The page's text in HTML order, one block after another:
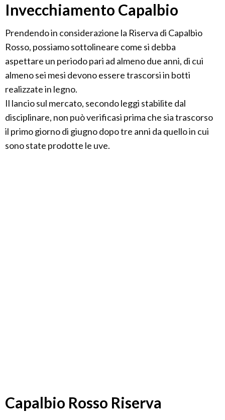
Invecchiamento Capalbio
Prendendo in considerazione la Riserva di Capalbio
Rosso, possiamo sottolineare come si debba
aspettare un periodo pari ad almeno due anni, di cui
almeno sei mesi devono essere trascorsi in botti
realizzate in legno.
Il lancio sul mercato, secondo leggi stabilite dal
disciplinare, non può verificasi prima che sia trascorso
il primo giorno di giugno dopo tre anni da quello in cui
sono state prodotte le uve.
Capalbio Rosso Riserva